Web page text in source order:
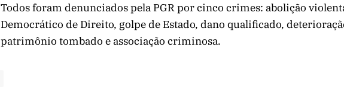
Todos foram denunciados pela PGR por cinco crimes: abolição
Democrático de Direito, golpe de Estado, dano qualificado,
patrimônio tombado e associação criminosa.